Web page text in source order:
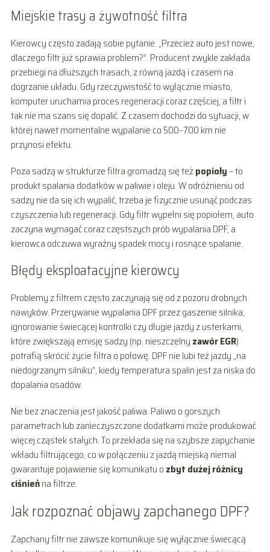
Miejskie trasy a żywotność filtra
Kierowcy często zadają sobie pytanie: „Przecież auto jest nowe,
dlaczego filtr już sprawia problem?”. Producent zwykle zakłada
przebiegi na dłuższych trasach, z równą jazdą i czasem na
dogrzanie układu. Gdy rzeczywistość to wyłącznie miasto,
komputer uruchamia proces regeneracji coraz częściej, a filtr i
tak nie ma szans się dopalić. Z czasem dochodzi do sytuacji, w
której nawet momentalne wypalanie co 500–700 km nie
przynosi efektu.
Poza sadzą w strukturze filtra gromadzą się teżpopioły – to
produkt spalania dodatków w paliwie i oleju. W odróżnieniu od
sadzy nie da się ich wypalić, trzeba je fizycznie usunąć podczas
czyszczenia lub regeneracji. Gdy filtr wypełni się popiołem, auto
zaczyna wymagać coraz częstszych prób wypalania DPF, a
kierowca odczuwa wyraźny spadek mocy i rosnące spalanie.
Błędy eksploatacyjne kierowcy
Problemy z filtrem często zaczynają się od z pozoru drobnych
nawyków. Przerywanie wypalania DPF przez gaszenie silnika,
ignorowanie świecącej kontrolki czy długie jazdy z usterkami,
które zwiększają emisję sadzy (np. nieszczelny zawór EGR)
potrafią skrócić życie filtra o połowę. DPF nie lubi też jazdy „na
niedogrzanym silniku”, kiedy temperatura spalin jest za niska do
dopalania osadów.
Nie bez znaczenia jest jakość paliwa. Paliwo o gorszych
parametrach lub zanieczyszczone dodatkami może produkować
więcej cząstek stałych. To przekłada się na szybsze zapychanie
wkładu filtrującego, co w połączeniu z jazdą miejską niemal
gwarantuje pojawienie się komunikatu o zbyt dużej różnicy
ciśnieńna filtrze.
Jak rozpoznać objawy zapchanego DPF?
Zapchany filtr nie zawsze komunikuje się wyłącznie świecącą